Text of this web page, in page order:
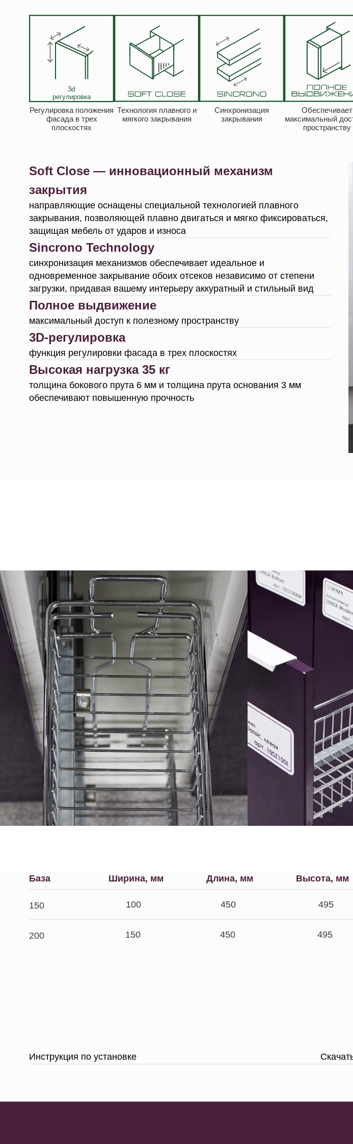
3d
регулировка
Регулировка положения
фасада в трех
плоскостях
Технология плавного и
мягкого закрывания
Синхронизация
закрывания
Обеспечивает
максимальный
пространству
Soft Close — инновационный механизм
закрытия
направляющие оснащены специальной технологией плавного
закрывания, позволяющей плавно двигаться и мягко фиксироваться,
защищая мебель от ударов и износа
Sincrono Technology
синхронизация механизмов обеспечивает идеальное и
одновременное закрывание обоих отсеков независимо от степени
загрузки, придавая вашему интерьеру аккуратный и стильный вид
Полное выдвижение
максимальный доступ к полезному пространству
3D-регулировка
функция регулировки фасада в трех плоскостях
Высокая нагрузка 35 кг
толщина бокового прута 6 мм и толщина прута основания 3 мм
обеспечивают повышенную прочность
Инструкция по установке
495
450
150
200
495
450
100
150
Высота, мм
Длина, мм
Ширина, мм
База